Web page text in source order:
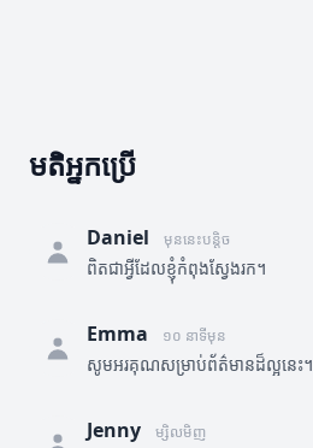
មតិអ្នកប្រើ
Daniel មុននេះបន្តិច
ពិតជាអ្វីដែលខ្ញុំកំពុងស្វែងរក។
Emma ១០ នាទីមុន
សូមអរគុណសម្រាប់ព័ត៌មានដ៏ល្អនេះ។
Jenny ម្សិលមិញ